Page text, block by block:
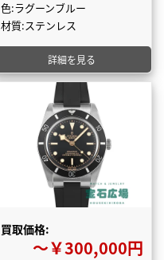
色:ラグーンブルー
材質:ステンレス
詳細を見る
買取価格:
〜￥300,000円